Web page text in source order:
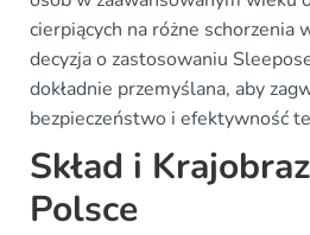
cierpiących na różne schorzenia
decyzja o zastosowaniu
dokładnie przemyślana, aby
bezpieczeństwo i efektywność
Skład i
Polsce